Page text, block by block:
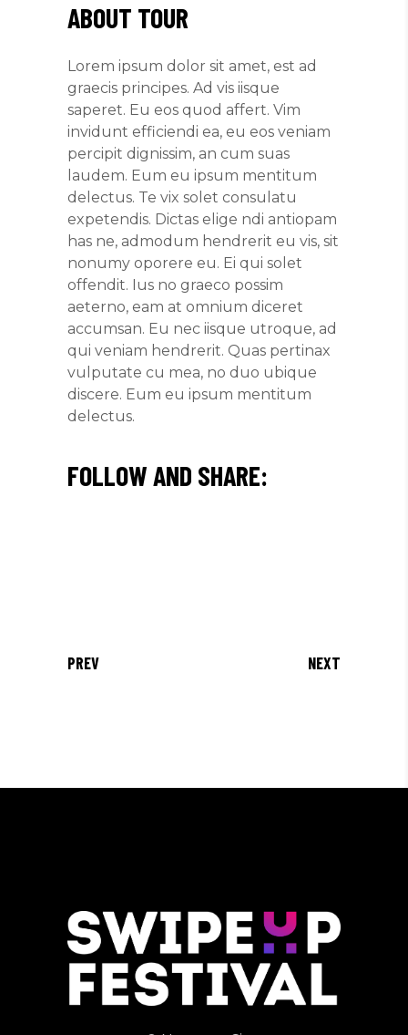
ABOUT TOUR
Lorem ipsum dolor sit amet, est ad
graecis principes. Ad vis iisque
saperet. Eu eos quod affert. Vim
invidunt efficiendi ea, eu eos veniam
percipit dignissim, an cum suas
laudem. Eum eu ipsum mentitum
delectus. Te vix solet consulatu
expetendis. Dictas elige ndi antiopam
has ne, admodum hendrerit eu vis, sit
nonumy oporere eu. Ei qui solet
offendit. Ius no graeco possim
aeterno, eam at omnium diceret
accumsan. Eu nec iisque utroque, ad
qui veniam hendrerit. Quas pertinax
vulputate cu mea, no duo ubique
discere. Eum eu ipsum mentitum
delectus.
FOLLOW AND SHARE:
PREV NEXT